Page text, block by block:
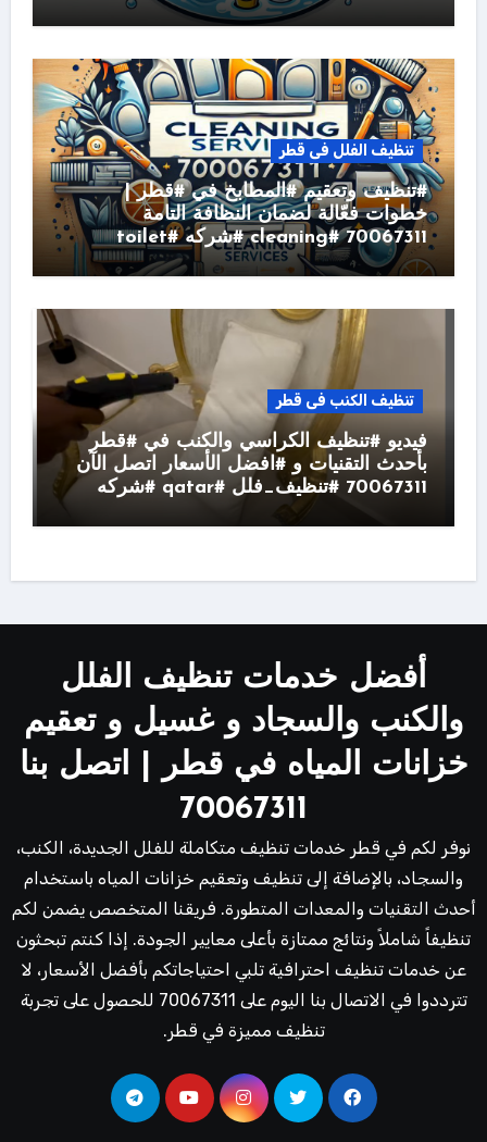
تنظيف الفلل فى قطر
#تنظيف وتعقيم #المطابخ في #قطر |
خطوات فعّالة لضمان النظافة التامة
70067311 #cleaning #شركه #toilet
تنظيف الكنب فى قطر
فيديو #تنظيف الكراسي والكنب في #قطر
بأحدث التقنيات و #افضل الأسعار اتصل الآن
70067311 #تنظيف_فلل #qatar #شركه
أفضل خدمات تنظيف الفلل
والكنب والسجاد و غسيل و تعقيم
خزانات المياه في قطر | اتصل بنا
70067311
نوفر لكم في قطر خدمات تنظيف متكاملة للفلل الجديدة، الكنب،
والسجاد، بالإضافة إلى تنظيف وتعقيم خزانات المياه باستخدام
أحدث التقنيات والمعدات المتطورة. فريقنا المتخصص يضمن لكم
تنظيفاً شاملاً ونتائج ممتازة بأعلى معايير الجودة. إذا كنتم تبحثون
عن خدمات تنظيف احترافية تلبي احتياجاتكم بأفضل الأسعار، لا
تترددوا في الاتصال بنا اليوم على 70067311 للحصول على تجربة
تنظيف مميزة في قطر.